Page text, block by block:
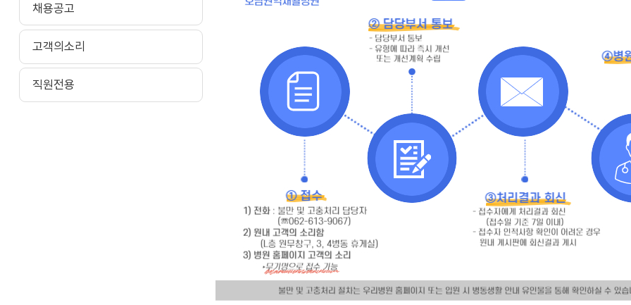
채용공고
고객의소리
직원전용